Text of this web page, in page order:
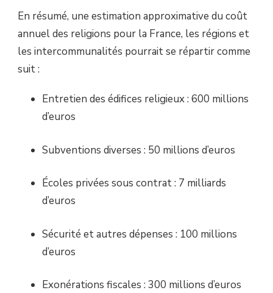
En résumé, une estimation approximative du coût
annuel des religions pour la France, les régions et
les intercommunalités pourrait se répartir comme
suit :
Entretien des édifices religieux : 600 millions
d’euros
Subventions diverses : 50 millions d’euros
Écoles privées sous contrat : 7 milliards
d’euros
Sécurité et autres dépenses : 100 millions
d’euros
Exonérations fiscales : 300 millions d’euros